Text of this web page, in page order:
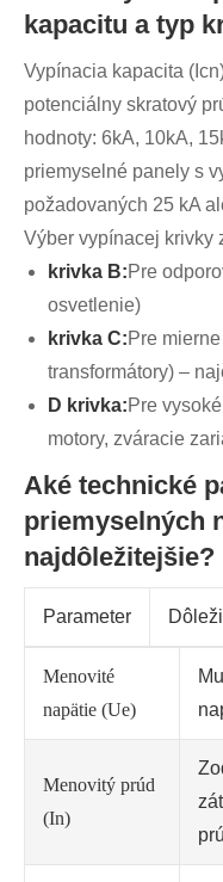
kapacitu a typ
Vypínacia kapacita
potenciálny skratový
hodnoty: 6kA, 10kA,
priemyselné panely s
požadovaných 25 kA
Výber vypínacej krivky
krivka B:Pre
osvetlenie)
krivka C:Pre
transformátory) –
D krivka:Pre
motory, zváracie
Aké technické
priemyselných
najdôležitejšie?
Parameter
Menovité
napätie (Ue)
Menovitý prúd
(In)